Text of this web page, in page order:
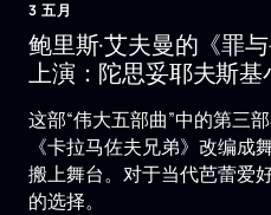
3 五月
鲍里斯·艾夫曼的《罪
上演：陀思妥耶夫斯
这部“伟大五部曲”中的第三
《卡拉马佐夫兄弟》改编成
搬上舞台。对于当代芭蕾爱
的选择。